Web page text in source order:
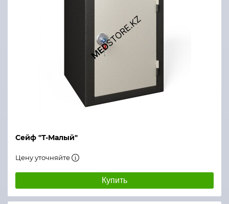
Сейф "Т-Малый"
Цену уточняйте
Купить